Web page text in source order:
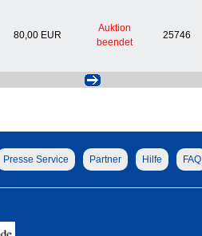
80,00 EUR
Auktion
beendet
25746
Presse Service Partner Hilfe FAQ